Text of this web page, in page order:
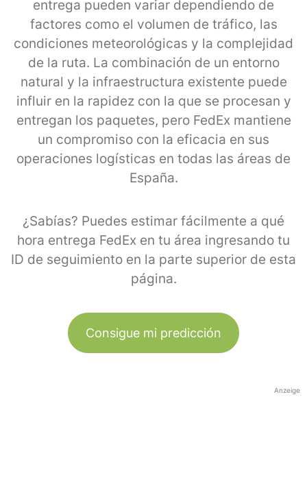
entrega pueden variar dependiendo de
factores como el volumen de tráfico, las
condiciones meteorológicas y la complejidad
de la ruta. La combinación de un entorno
natural y la infraestructura existente puede
influir en la rapidez con la que se procesan y
entregan los paquetes, pero FedEx mantiene
un compromiso con la eficacia en sus
operaciones logísticas en todas las áreas de
España.
¿Sabías? Puedes estimar fácilmente a qué
hora entrega FedEx en tu área ingresando tu
ID de seguimiento en la parte superior de esta
página.
Consigue mi predicción
Anzeige